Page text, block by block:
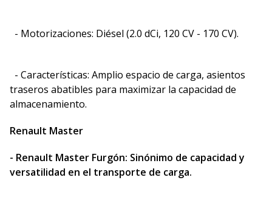
- Motorizaciones: Diésel (2.0 dCi, 120 CV - 170 CV).
- Características: Amplio espacio de carga, asientos
traseros abatibles para maximizar la capacidad de
almacenamiento.
Renault Master
- Renault Master Furgón: Sinónimo de capacidad y
versatilidad en el transporte de carga.